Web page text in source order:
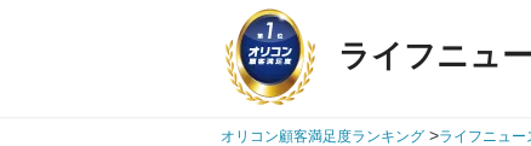
ライフニュ
オリコン顧客満足度ランキング >ライフニュー